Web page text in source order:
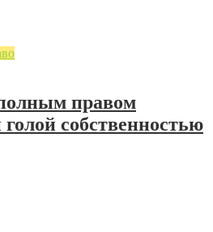
правом
голой собственностью